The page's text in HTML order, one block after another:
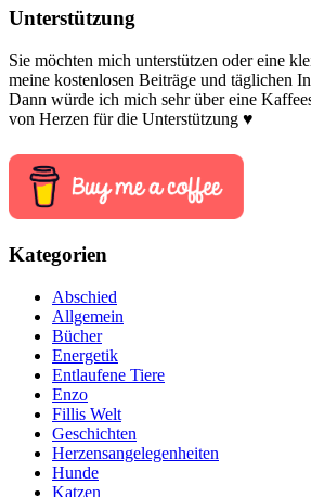
Unterstützung
Sie möchten mich unterstützen oder eine
meine kostenlosen Beiträge und täglichen
Dann würde ich mich sehr über eine
von Herzen für die Unterstützung ♥
Kategorien
Abschied
Allgemein
Bücher
Energetik
Entlaufene Tiere
Enzo
Fillis Welt
Geschichten
Herzensangelegenheiten
Hunde
Katzen